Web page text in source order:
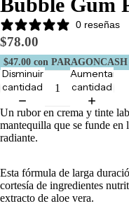
Bubble Gum
0 reseñas
$78.00
$47.00 con PARAGONCASH
Disminuir
cantidad
Aumentar
cantidad
Un rubor en crema y tinte
mantequilla que se funde en
radiante.
Esta fórmula de larga
cortesía de ingredientes
extracto de aloe vera.